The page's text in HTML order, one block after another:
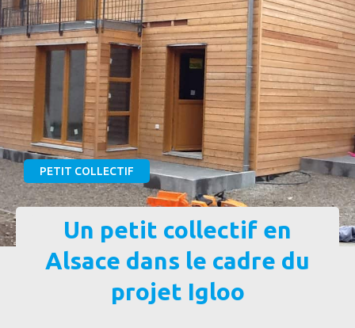
PETIT COLLECTIF
Un petit collectif en
Alsace dans le cadre du
projet Igloo